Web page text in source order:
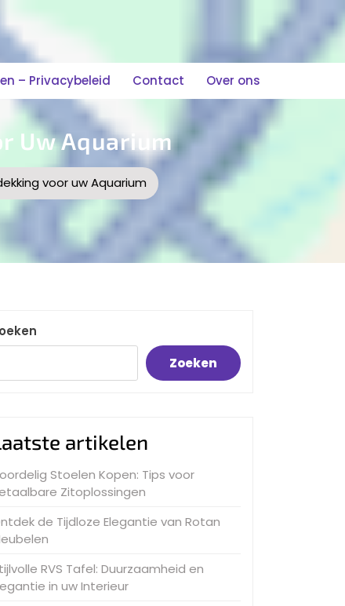
– Privacybeleid Contact Over ons
Uw Aquarium
voor uw Aquarium
Zoeken
artikelen
Stoelen Kopen: Tips voor
Zitoplossingen
de Tijdloze Elegantie van Rotan
RVS Tafel: Duurzaamheid en
in uw Interieur